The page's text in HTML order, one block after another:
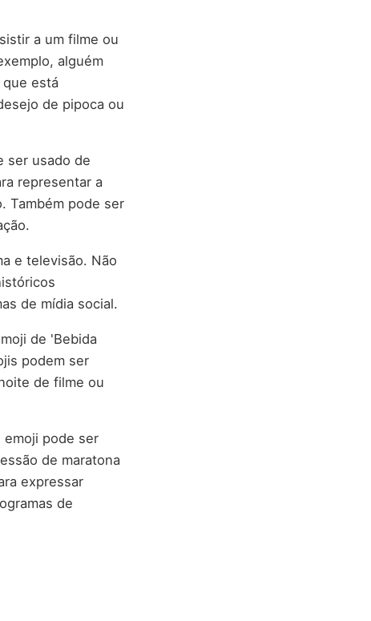
a um filme ou
alguém
está
de pipoca ou
ser usado de
representar a
Também pode ser
e televisão. Não
de mídia social.
de 'Bebida
podem ser
de filme ou
pode ser
de maratona
expressar
de